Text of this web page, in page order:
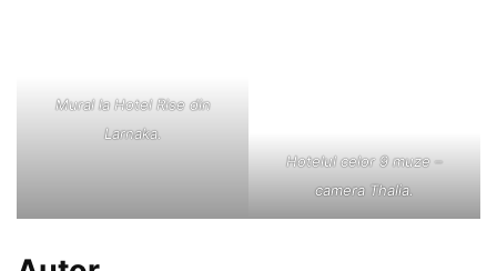
Mural la Hotel Rise din
Larnaka.
Hotelul celor 9 muze –
camera Thalia.